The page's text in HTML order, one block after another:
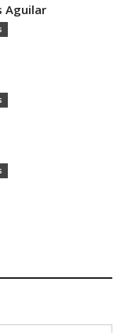
Aguilar